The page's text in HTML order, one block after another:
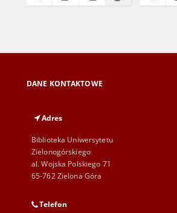
DANE KONTAKTOWE
Adres
Biblioteka Uniwersytetu
Zielonogórskiego
al. Wojska Polskiego 71
65-762 Zielona Góra
Telefon